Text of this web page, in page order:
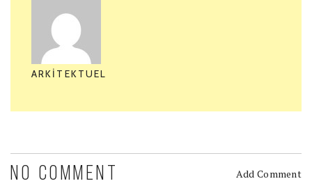
ARKITEKTUEL
NO COMMENT Add Comment